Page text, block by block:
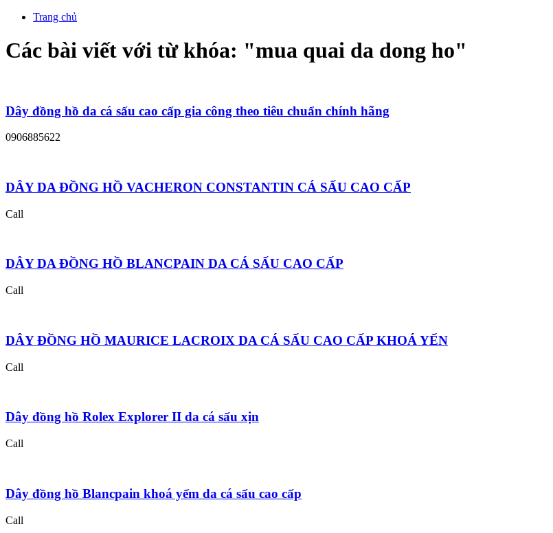
Trang chủ
Các bài viết với từ khóa: "mua quai da dong ho"
Dây đồng hồ da cá sấu cao cấp gia công theo tiêu chuẩn chính hãng
0906885622
DÂY DA ĐỒNG HỒ VACHERON CONSTANTIN CÁ SẤU CAO CẤP
Call
DÂY DA ĐỒNG HỒ BLANCPAIN DA CÁ SẤU CAO CẤP
Call
DÂY ĐỒNG HỒ MAURICE LACROIX DA CÁ SẤU CAO CẤP KHOÁ YẾN
Call
Dây đồng hồ Rolex Explorer II da cá sấu xịn
Call
Dây đồng hồ Blancpain khoá yếm da cá sấu cao cấp
Call